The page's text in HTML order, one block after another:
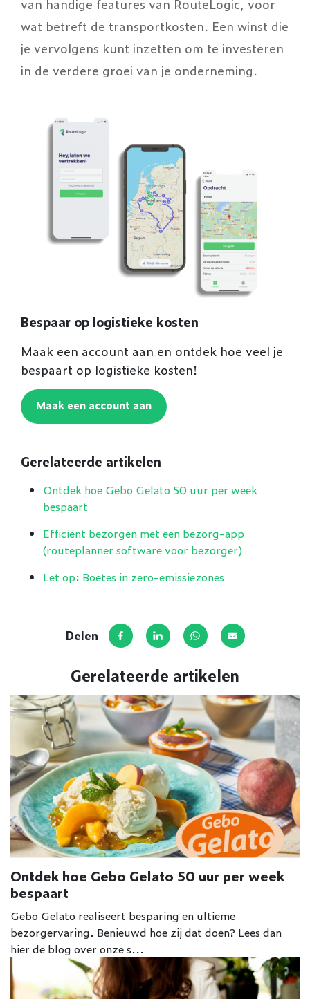
wat betreft de transportkosten. Een winst die
je vervolgens kunt inzetten om te investeren
in de verdere groei van je onderneming.
Bespaar op logistieke kosten
Maak een account aan en ontdek hoe veel je
bespaart op logistieke kosten!
Maak een account aan
Gerelateerde artikelen
Ontdek hoe Gebo Gelato 50 uur per week
bespaart
Efficiënt bezorgen met een bezorg-app
(routeplanner software voor bezorger)
Let op: Boetes in zero-emissiezones
Delen Deel op Facebook
Deel via LinkedIn
Deel via WhatsApp
Deel via E-mail
Gerelateerde artikelen
Ontdek hoe Gebo Gelato 50 uur per week
bespaart
Gebo Gelato realiseert besparing en ultieme
bezorgervaring. Benieuwd hoe zij dat doen? Lees dan
hier de blog over onze s...